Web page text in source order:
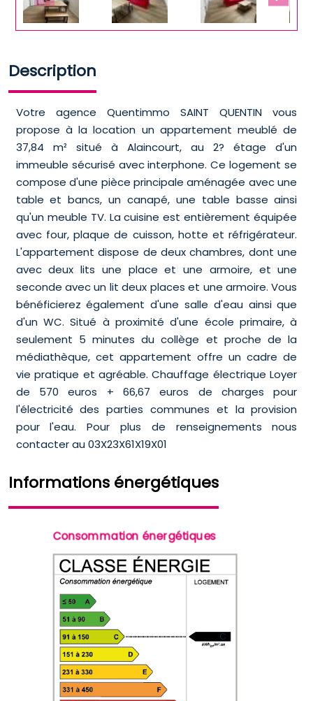
Description
Votre agence Quentimmo SAINT QUENTIN vous
propose à la location un appartement meublé de
37,84 m² situé à Alaincourt, au 2? étage d'un
immeuble sécurisé avec interphone. Ce logement se
compose d'une pièce principale aménagée avec une
table et bancs, un canapé, une table basse ainsi
qu'un meuble TV. La cuisine est entièrement équipée
avec four, plaque de cuisson, hotte et réfrigérateur.
L'appartement dispose de deux chambres, dont une
avec deux lits une place et une armoire, et une
seconde avec un lit deux places et une armoire. Vous
bénéficierez également d'une salle d'eau ainsi que
d'un WC. Situé à proximité d'une école primaire, à
seulement 5 minutes du collège et proche de la
médiathèque, cet appartement offre un cadre de
vie pratique et agréable. Chauffage électrique Loyer
de 570 euros + 66,67 euros de charges pour
l'électricité des parties communes et la provision
pour l'eau. Pour plus de renseignements nous
contacter au 03X23X61X19X01
Informations énergétiques
Consommation énergétiques
C